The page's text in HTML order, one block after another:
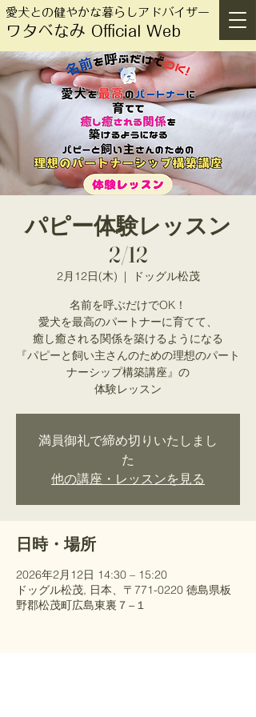
愛犬との健やかな暮らしアドバイザー
ワタベなみ Official Web
パピー体験レッスン
2/12
2月12日(木)
  |
ドッグル松茂
名前を呼ぶだけでOK！
愛犬を最高のパートナーに育てて、
癒し癒される関係を築けるようになる
『パピーと飼い主さんのための理想のパート
ナーシップ構築講座』の
​体験レッスン
満員御礼で締め切りいたしまし
た
他の講座・レッスンを見る
日時・場所
2026年2月12日 14:30 – 15:20
ドッグル松茂, 日本、〒771-0220 徳島県板
野郡松茂町広島東裏７−１